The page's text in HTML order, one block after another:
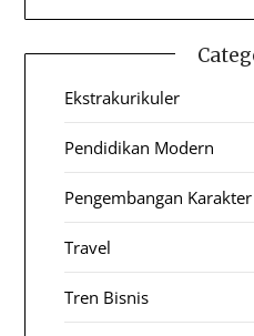
Ekstrakurikuler
Pendidikan Modern
Pengembangan Karakter
Travel
Tren Bisnis